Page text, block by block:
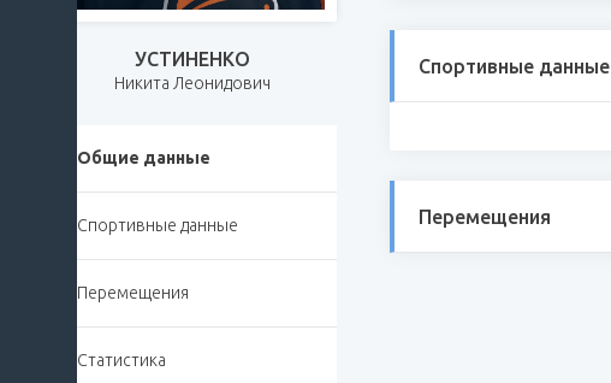
УСТИНЕНКО
Никита Леонидович
Общие данные
Спортивные данные
Перемещения
Статистика
Спортивные данные
Перемещения